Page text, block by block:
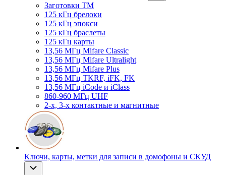
Заготовки ТМ
125 кГц брелоки
125 кГц эпокси
125 кГц браслеты
125 кГц карты
13,56 МГц Mifare Classic
13,56 МГц Mifare Ultralight
13,56 МГц Mifare Plus
13,56 МГц TKRF, iFK, FK
13,56 МГц iCode и iClass
860-960 МГц UHF
2-х, 3-х контактные и магнитные
Ключи, карты, метки для записи в домофоны и СКУД